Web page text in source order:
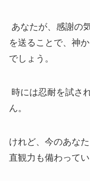
あなたが、感謝の
を送ることで、神
でしょう。
時には忍耐を試さ
ん。
けれど、今のあな
直観力も備わってい